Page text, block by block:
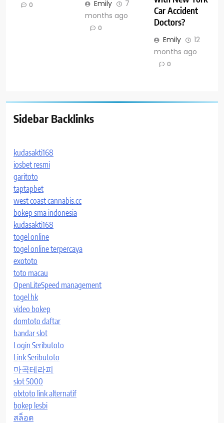
0 Emily
7
months ago
0
Car Accident
Doctors?
Emily
12
months ago
0
Sidebar Backlinks
kudasakti168
iosbet resmi
garitoto
taptapbet
west coast cannabis.cc
bokep sma indonesia
kudasakti168
togel online
togel online terpercaya
exototo
toto macau
OpenLiteSpeed management
togel hk
video bokep
domtoto daftar
bandar slot
Login Seributoto
Link Seributoto
마곡테라피
slot 5000
olxtoto link alternatif
bokep lesbi
สล็อต